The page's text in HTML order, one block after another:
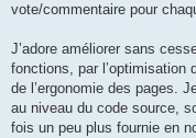
vote/commentaire pour
J’adore améliorer sans
fonctions, par l’optimisation
de l’ergonomie des pages.
au niveau du code source,
fois un peu plus fournie en